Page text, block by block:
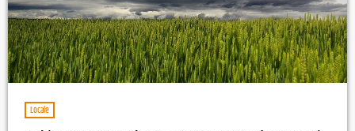
Locale